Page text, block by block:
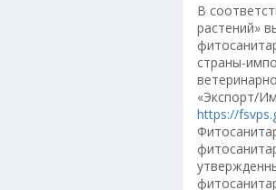
В
растений»
страны-
«Экспорт/
https://